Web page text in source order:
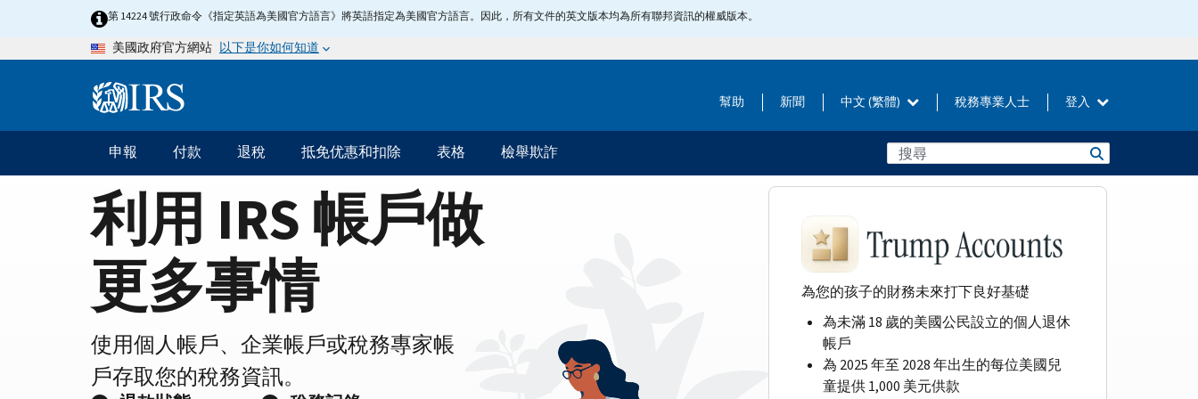
Page
第 14224 號行政命令《指定英語為美國官方語言》將英語指定為美國官方語言。因此，所有文件的英文版本均為所有聯邦資訊的權威版本。
美國政府官方網站 以下是你如何知道
Information 幫助 新聞 中文 (繁體) 稅務專業人士 登入
主
要
導
航
申報 付款 退稅 抵免优惠和扣除 表格 檢舉欺詐
利用 IRS 帳戶做
更多事情
使用個人帳戶、企業帳戶或稅務專家帳
戶存取您的稅務資訊。
為您的孩子的財務未來打下良好基礎
為未滿 18 歲的美國公民設立的個人退休
帳戶
為 2025 年至 2028 年出生的每位美國兒
童提供 1,000 美元供款